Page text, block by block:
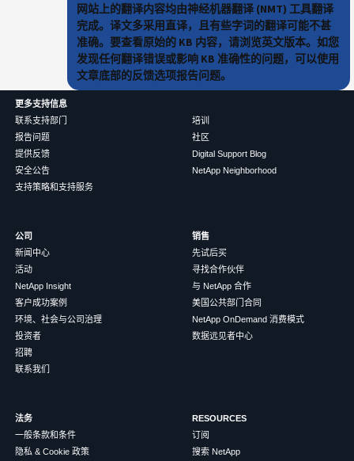
网站上的翻译内容均由神经机器翻译 (NMT) 工具翻译
完成。译文多采用直译，且有些字词的翻译可能不甚
准确。要查看原始的 KB 内容，请浏览英文版本。如您
发现任何翻译错误或影响 KB 准确性的问题，可以使用
文章底部的反馈选项报告问题。
更多支持信息
联系支持部门
报告问题
提供反馈
安全公告
支持策略和支持服务
培训
社区
Digital Support Blog
NetApp Neighborhood
公司
新闻中心
活动
NetApp Insight
客户成功案例
环境、社会与公司治理
投资者
招聘
联系我们
销售
先试后买
寻找合作伙伴
与 NetApp 合作
美国公共部门合同
NetApp OnDemand 消费模式
数据远见者中心
法务
一般条款和条件
隐私 & Cookie 政策
RESOURCES
订阅
搜索 NetApp